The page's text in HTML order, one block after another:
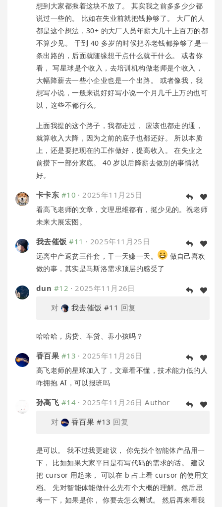
想到大家都揪着这块不放了。 其实我之前多多少少都
说过一些的。 比如在失业前就把钱挣够了。 大厂的人
都是这个想法，30+ 的大厂人员年薪大几十上百万的都
不算少见。 干到 40 多岁的时候把养老钱都挣够了是一
条出路的，后面就随缘想干点什么就干什么。 或者你
看， 写星球是个收入，去培训机构做老师是个收入，
大幅降薪去一些小企业也是一个出路。 或者像我，我
想写小说，一般来说好好写小说一个月几千上万的也可
以，这些不都行么。
上面我提的这个路子，我都走过， 应该也都走的通，
就算收入大降，因为之前的底子也都还好。 所以本质
上，还是要把现在的工作做好，提高收入。 在失业之
前攒下一部分家底。 40 岁以后降薪去做别的事情就
好。
卡卡东 #10 ·2025年11月25日
看高飞老师的文章，文理思维都有，挺少见的。祝老师
未来大展宏图。
我去催饭 #11 · 2025年11月25日
远离中产返贫三件套，干一天赚一天。
做自己喜欢
做的事，其实是马斯洛需求顶层的感受了
dun #12 ·2025年11月26日
对
我去催饭 #11 回复
哈哈哈，房贷、车贷、养小孩吗？
香百果 #13 ·2025年11月26日
高飞老师的星球加入了，文章看不懂，技术能力低的人
咋拥抱 AI，可以报班吗
孙高飞 #14·2025年11月26日 Author
对
香百果 #13 回复
是可以。 我不过我更建议， 你先找个智能体产品用一
下， 比如如果大家平日是有写代码的需求的话。 建议
把 cursor 用起来， 可以在 b 占上看 cursor 的使用文
档。 先对智能体能做什么先有个大概的理解。然后思
考一下，如果是你， 你要去怎么测试。 然后再来看我